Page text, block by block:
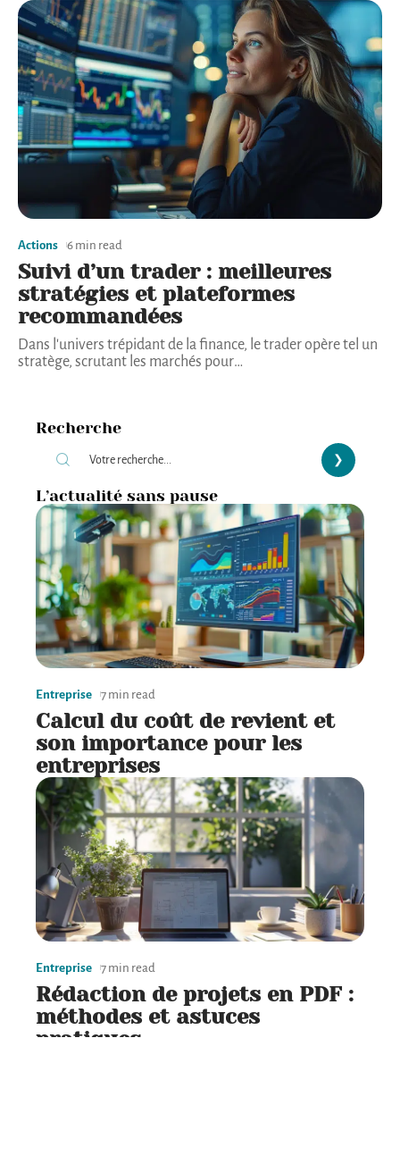
Actions 6 min read
Suivi d’un trader : meilleures
stratégies et plateformes
recommandées
Dans l'univers trépidant de la finance, le trader opère tel un
stratège, scrutant les marchés pour…
Recherche
L’actualité sans pause
Entreprise 7 min read
Calcul du coût de revient et
son importance pour les
entreprises
Entreprise 7 min read
Rédaction de projets en PDF :
méthodes et astuces
pratiques